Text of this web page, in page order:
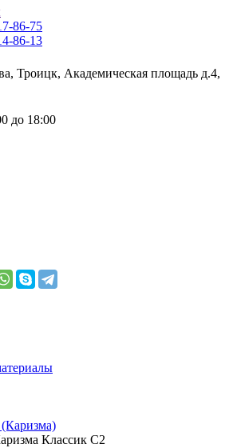
86-75
86-13
Троицк, Академическая площадь д.4,
до 18:00
Классик C2